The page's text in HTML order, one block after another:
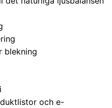
blekning
och e-